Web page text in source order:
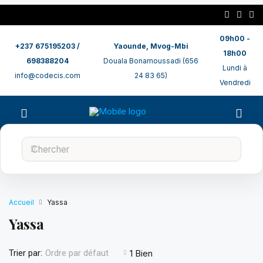
+237 675195203 /
698388204
info@codecis.com
Yaounde, Mvog-Mbi
Douala Bonamoussadi (656
24 83 65)
09h00 -
18h00
Lundi à
Vendredi
Accueil Yassa
Yassa
1 Bien
Trier par: Ordre par défaut
30 000